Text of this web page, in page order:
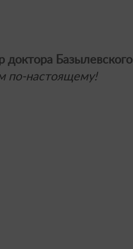
доктора
по-настоящему!